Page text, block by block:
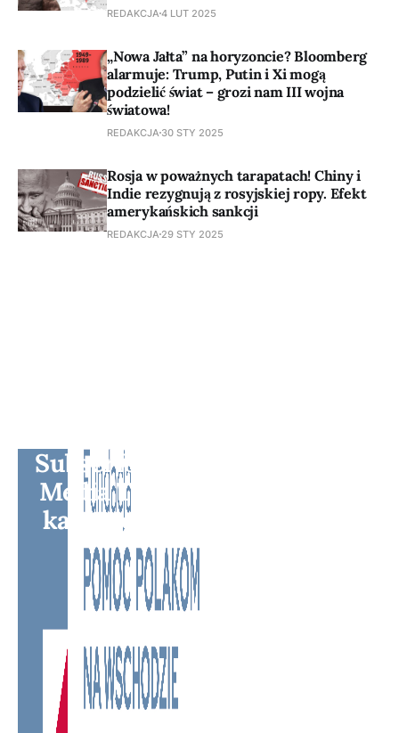
REDAKCJA 4 LUT 2025
„Nowa Jałta” na horyzoncie? Bloomberg
alarmuje: Trump, Putin i Xi mogą
podzielić świat – grozi nam III wojna
światowa!
REDAKCJA 30 STY 2025
Rosja w poważnych tarapatach! Chiny i
Indie rezygnują z rosyjskiej ropy. Efekt
amerykańskich sankcji
REDAKCJA 29 STY 2025
Subscribe to BM TV - Bridge
Media TV - Wielokulturowy
kanał telewizyjny na Litwie